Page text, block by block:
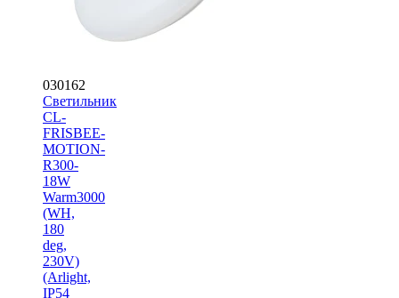
030162
Светильник
CL-
FRISBEE-
MOTION-
R300-
18W
Warm3000
(WH,
180
deg,
230V)
(Arlight,
IP54